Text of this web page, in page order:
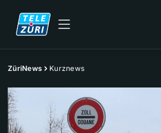
ZüriNews Kurznews